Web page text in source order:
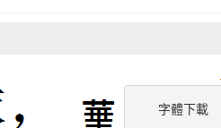
字體下載